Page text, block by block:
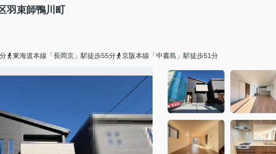
羽束師鴨川町
東海道本線「長岡京」駅徒歩55分 京阪本線「中書島」駅徒歩51分